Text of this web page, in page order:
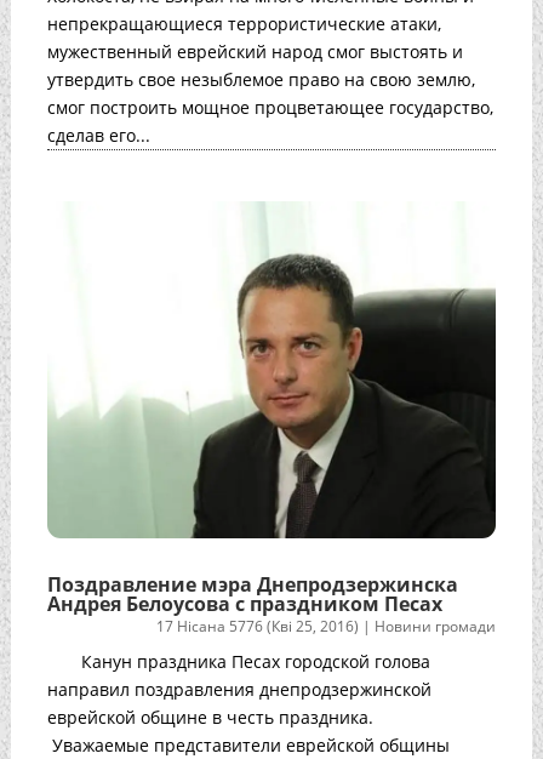
непрекращающиеся террористические атаки,
мужественный еврейский народ смог выстоять и
утвердить свое незыблемое право на свою землю,
смог построить мощное процветающее государство,
сделав его...
Поздравление мэра Днепродзержинска
Андрея Белоусова с праздником Песах
17 Нісана 5776 (Кві 25, 2016) | Новини громади
Канун праздника Песах городской голова
направил поздравления днепродзержинской
еврейской общине в честь праздника.
Уважаемые представители еврейской общины